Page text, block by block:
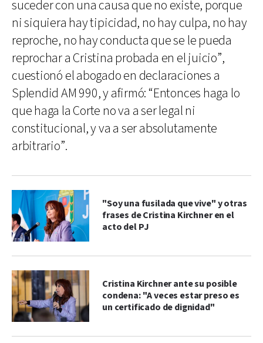
suceder con una causa que no existe, porque
ni siquiera hay tipicidad, no hay culpa, no hay
reproche, no hay conducta que se le pueda
reprochar a Cristina probada en el juicio”,
cuestionó el abogado en declaraciones a
Splendid AM 990, y afirmó: “Entonces haga lo
que haga la Corte no va a ser legal ni
constitucional, y va a ser absolutamente
arbitrario”.
"Soy una fusilada que vive" y otras
frases de Cristina Kirchner en el
acto del PJ
Cristina Kirchner ante su posible
condena: "A veces estar preso es
un certificado de dignidad"